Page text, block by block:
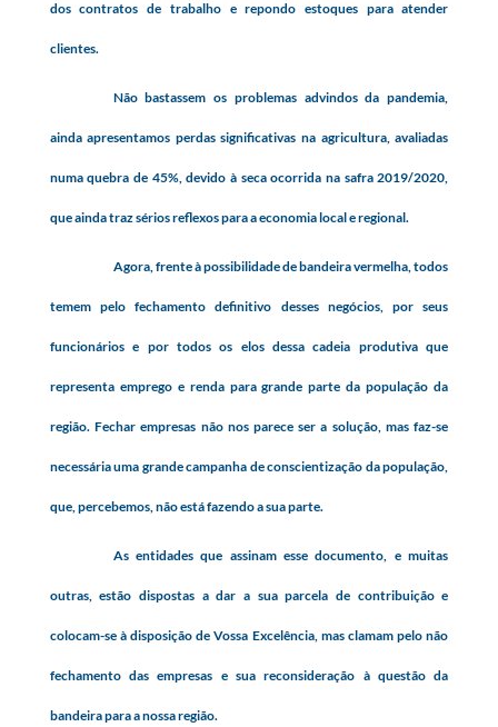
dos contratos de trabalho e repondo estoques para atender
clientes.
Não bastassem os problemas advindos da pandemia,
ainda apresentamos perdas significativas na agricultura, avaliadas
numa quebra de 45%, devido à seca ocorrida na safra 2019/2020,
que ainda traz sérios reflexos para a economia local e regional.
Agora, frente à possibilidade de bandeira vermelha, todos
temem pelo fechamento definitivo desses negócios, por seus
funcionários e por todos os elos dessa cadeia produtiva que
representa emprego e renda para grande parte da população da
região. Fechar empresas não nos parece ser a solução, mas faz-se
necessária uma grande campanha de conscientização da população,
que, percebemos, não está fazendo a sua parte.
As entidades que assinam esse documento, e muitas
outras, estão dispostas a dar a sua parcela de contribuição e
colocam-se à disposição de Vossa Excelência, mas clamam pelo não
fechamento das empresas e sua reconsideração à questão da
bandeira para a nossa região.